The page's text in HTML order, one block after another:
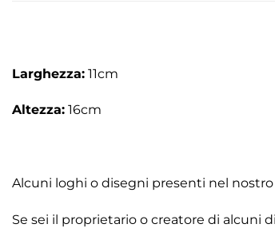
Larghezza: 11cm
Altezza: 16cm
Alcuni loghi o disegni presenti nel
Se sei il proprietario o creatore di alcuni